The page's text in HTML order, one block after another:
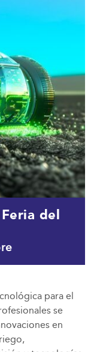
del
para el
se
en